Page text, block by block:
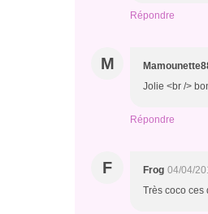
Répondre
M
Jolie <br />
Répondre
F Frog 04/04/
Très coco ces